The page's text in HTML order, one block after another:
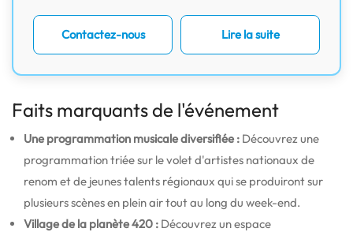
Contactez-nous Lire la suite
Faits marquants de l'événement
Une programmation musicale diversifiée : Découvrez une
programmation triée sur le volet d'artistes nationaux de
renom et de jeunes talents régionaux qui se produiront sur
plusieurs scènes en plein air tout au long du week-end.
Village de la planète 420 : Découvrez un espace